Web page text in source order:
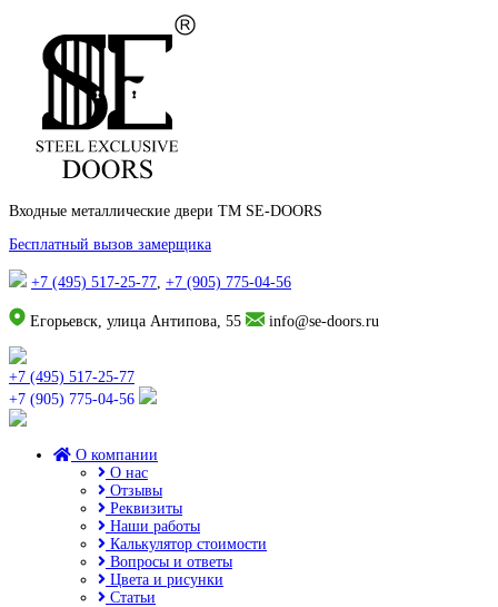
Входные металлические двери TM SE-DOORS
Бесплатный вызов замерщика
+7 (495) 517-25-77, +7 (905) 775-04-56
Егорьевск, улица Антипова, 55 info@se-doors.ru
+7 (495) 517-25-77
+7 (905) 775-04-56
О компании
О нас
Отзывы
Реквизиты
Наши работы
Калькулятор стоимости
Вопросы и ответы
Цвета и рисунки
Статьи